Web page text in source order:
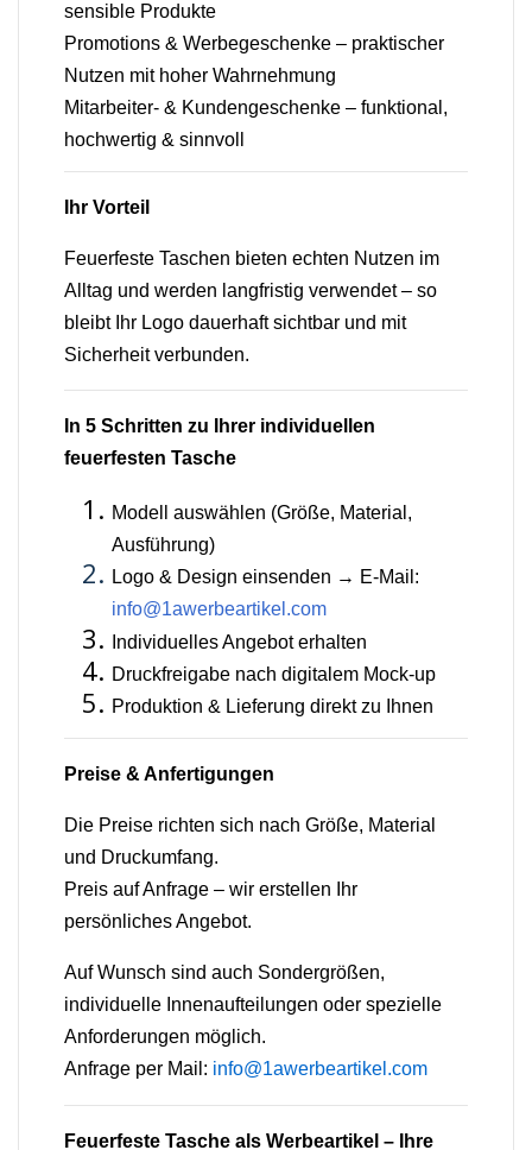
sensible Produkte
Promotions & Werbegeschenke – praktischer
Nutzen mit hoher Wahrnehmung
Mitarbeiter- & Kundengeschenke – funktional,
hochwertig & sinnvoll
Ihr Vorteil
Feuerfeste Taschen bieten echten Nutzen im
Alltag und werden langfristig verwendet – so
bleibt Ihr Logo dauerhaft sichtbar und mit
Sicherheit verbunden.
In 5 Schritten zu Ihrer individuellen
feuerfesten Tasche
Modell auswählen (Größe, Material,
Ausführung)
Logo & Design einsenden → E-Mail:
info@1awerbeartikel.com
Individuelles Angebot erhalten
Druckfreigabe nach digitalem Mock-up
Produktion & Lieferung direkt zu Ihnen
Preise & Anfertigungen
Die Preise richten sich nach Größe, Material
und Druckumfang.
Preis auf Anfrage – wir erstellen Ihr
persönliches Angebot.
Auf Wunsch sind auch Sondergrößen,
individuelle Innenaufteilungen oder spezielle
Anforderungen möglich.
Anfrage per Mail: info@1awerbeartikel.com
Feuerfeste Tasche als Werbeartikel – Ihre